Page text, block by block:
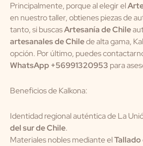
Principalmente, porque al elegir el
en nuestro taller, obtienes piezas de
tanto, si buscasArtesanía de Chile
artesanales de Chilede alta gama,
opción. Por último, puedes
WhatsApp +56991320953 para
Beneficios de Kalkona:
Identidad regional auténtica de La
del sur de Chile.
Materiales nobles mediante el